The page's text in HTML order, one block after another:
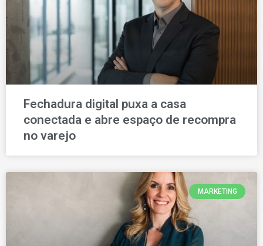
Fechadura digital puxa a casa
conectada e abre espaço de recompra
no varejo
MARKETING